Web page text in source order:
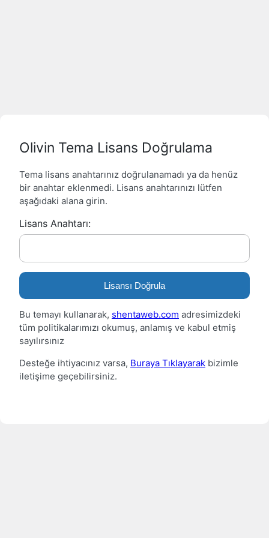
Olivin Tema Lisans Doğrulama
Tema lisans anahtarınız doğrulanamadı ya da henüz
bir anahtar eklenmedi. Lisans anahtarınızı lütfen
aşağıdaki alana girin.
Lisans Anahtarı:
Lisansı Doğrula
Bu temayı kullanarak, shentaweb.com adresimizdeki
tüm politikalarımızı okumuş, anlamış ve kabul etmiş
sayılırsınız
Desteğe ihtiyacınız varsa, Buraya Tıklayarak bizimle
iletişime geçebilirsiniz.